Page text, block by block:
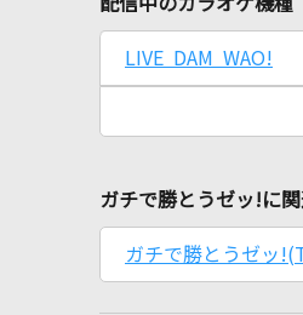
LIVE DAM WAO!
ガチで勝とうゼッ!に
ガチで勝とうゼッ